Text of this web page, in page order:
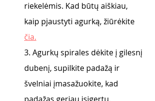
riekelėmis. Kad būtų aiškiau,
kaip pjaustyti agurką, žiūrėkite
čia.
3. Agurkų spirales dėkite į gilesnį
dubenį, supilkite padažą ir
švelniai įmasažuokite, kad